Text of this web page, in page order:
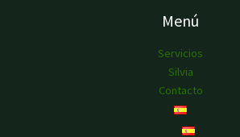
Menú
Servicios
Silvia
Contacto